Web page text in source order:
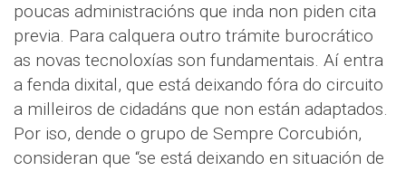
poucas administracións que inda non piden cita
previa. Para calquera outro trámite burocrático
as novas tecnoloxías son fundamentais. Aí entra
a fenda dixital, que está deixando fóra do circuito
a milleiros de cidadáns que non están adaptados.
Por iso, dende o grupo de Sempre Corcubión,
consideran que “se está deixando en situación de